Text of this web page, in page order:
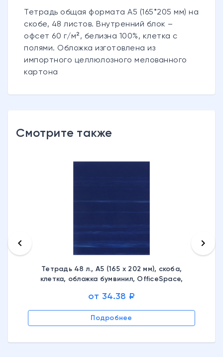
Тетрадь общая формата А5 (165*205 мм) на
скобе, 48 листов. Внутренний блок –
офсет 60 г/м², белизна 100%, клетка с
полями. Обложка изготовлена из
импортного целлюлозного мелованного
картона
Смотрите также
Тетрадь 48 л., А5 (165 х 202 мм), скоба,
клетка, обложка бумвинил, OfficeSpace,
от 34.38 ₽
Подробнее
keyboard_arrow_left keyboard_arrow_right